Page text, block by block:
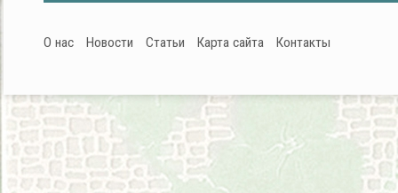
О нас Новости Статьи Карта сайта Контакты